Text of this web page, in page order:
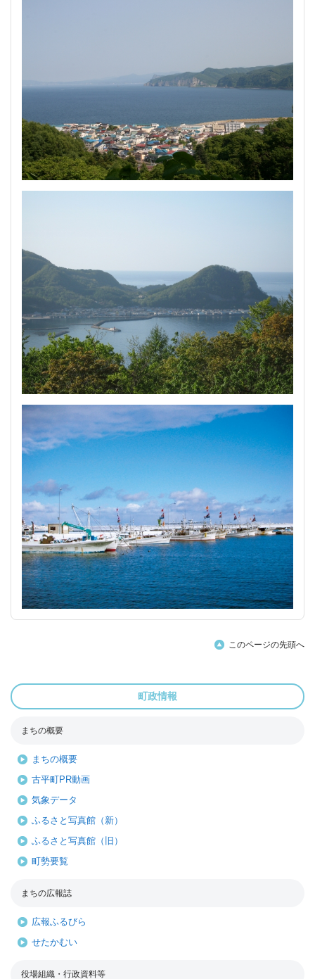
このページの先頭へ
町政情報
まちの概要
まちの概要
古平町PR動画
気象データ
ふるさと写真館（新）
ふるさと写真館（旧）
町勢要覧
まちの広報誌
広報ふるびら
せたかむい
役場組織・行政資料等